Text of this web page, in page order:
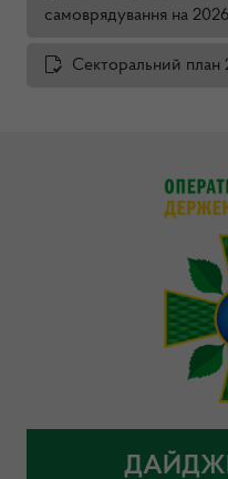
самоврядування на
Секторальний